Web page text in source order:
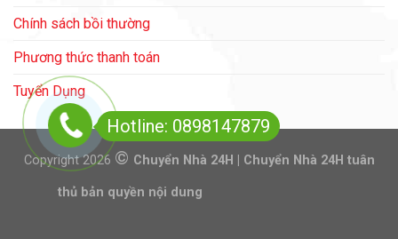
Hotline: 0898147879
Chính sách bồi thường
Phương thức thanh toán
Tuyển Dụng
Copyright 2026 © Chuyển Nhà 24H | Chuyển Nhà 24H tuân
thủ bản quyền nội dung